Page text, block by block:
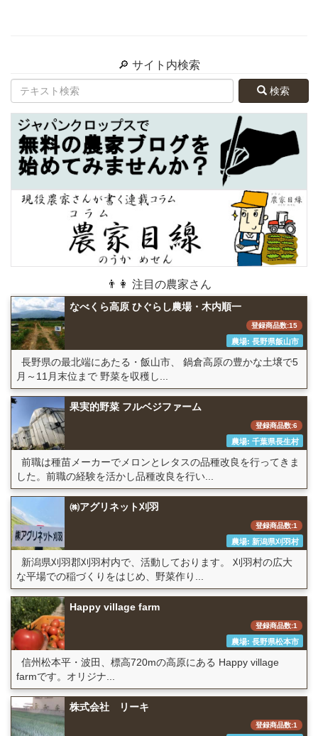
🔎 サイト内検索
検索
👨👩 注目の農家さん
なべくら高原 ひぐらし農場・木内順一
登録商品数:15
農場: 長野県飯山市
長野県の最北端にあたる・飯山市、 鍋倉高原の豊かな土壌で5
月～11月末位まで 野菜を収穫し...
果実的野菜 フルベジファーム
登録商品数:6
農場: 千葉県長生村
前職は種苗メーカーでメロンとレタスの品種改良を行ってきま
した。前職の経験を活かし品種改良を行い...
㈱アグリネット刈羽
登録商品数:1
農場: 新潟県刈羽村
新潟県刈羽郡刈羽村内で、活動しております。 刈羽村の広大
な平場での稲づくりをはじめ、野菜作り...
Happy village farm
登録商品数:1
農場: 長野県松本市
信州松本平・波田、標高720mの高原にある Happy village
farmです。オリジナ...
株式会社 リーキ
登録商品数:1